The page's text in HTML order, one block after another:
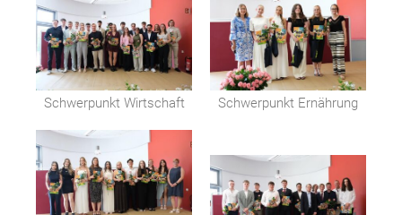
Schwerpunkt Wirtschaft Schwerpunkt Ernährung